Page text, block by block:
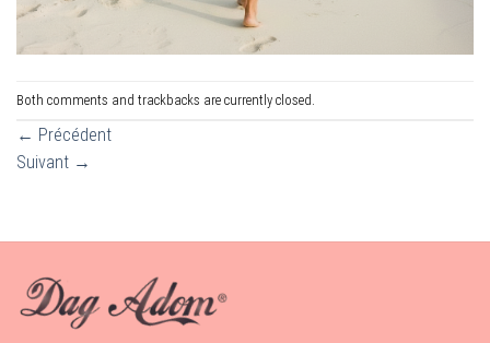
Both comments and trackbacks are currently closed.
← Précédent
Suivant →